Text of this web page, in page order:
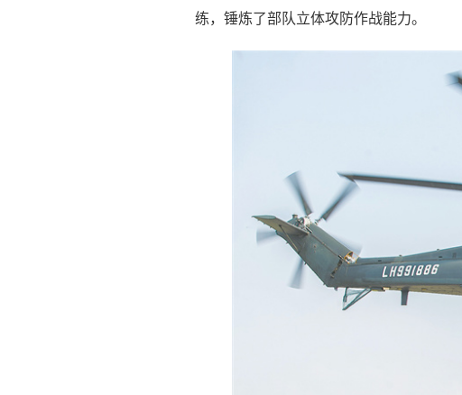
练，锤炼了部队立体攻防作战能力。